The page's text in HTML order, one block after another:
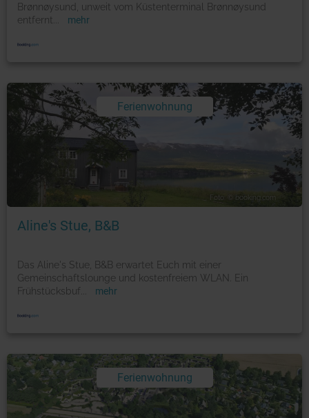
Brønnøysund, unweit vom Küstenterminal Brønnøysund
entfernt
mehr
Ferienwohnung
Foto: © booking.com
Aline's Stue, B&B
Das Aline's Stue, B&B erwartet Euch mit einer
Gemeinschaftslounge und kostenfreiem WLAN. Ein
Frühstücksbuf
mehr
Ferienwohnung